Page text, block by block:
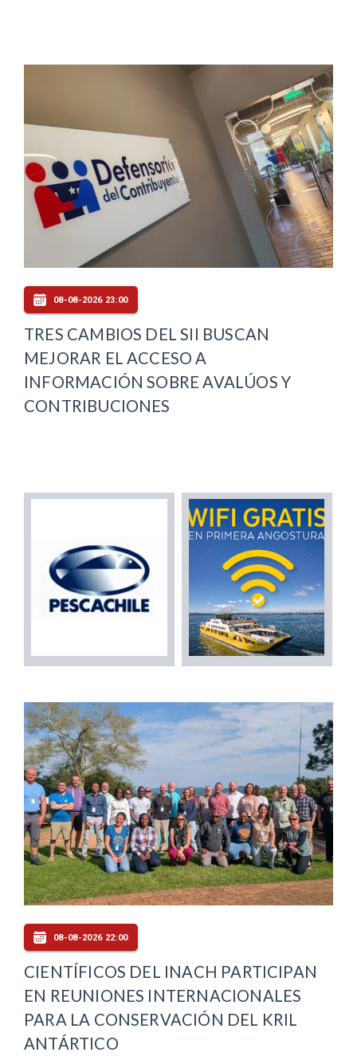
08-08-2026 23:00
TRES CAMBIOS DEL SII BUSCAN
MEJORAR EL ACCESO A
INFORMACIÓN SOBRE AVALÚOS Y
CONTRIBUCIONES
08-08-2026 22:00
CIENTÍFICOS DEL INACH PARTICIPAN
EN REUNIONES INTERNACIONALES
PARA LA CONSERVACIÓN DEL KRIL
ANTÁRTICO